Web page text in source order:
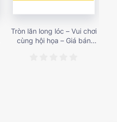
Tròn lăn long lóc – Vui chơi
cùng hội họa – Giá bán